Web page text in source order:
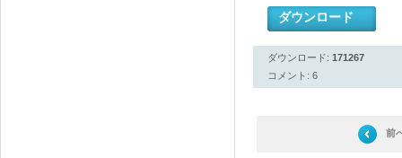
ダウンロード
ダウンロード: 171267
コメント: 6
前